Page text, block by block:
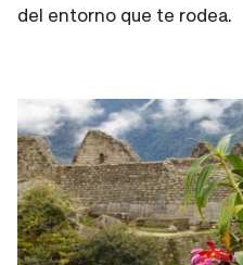
del entorno que te rodea.